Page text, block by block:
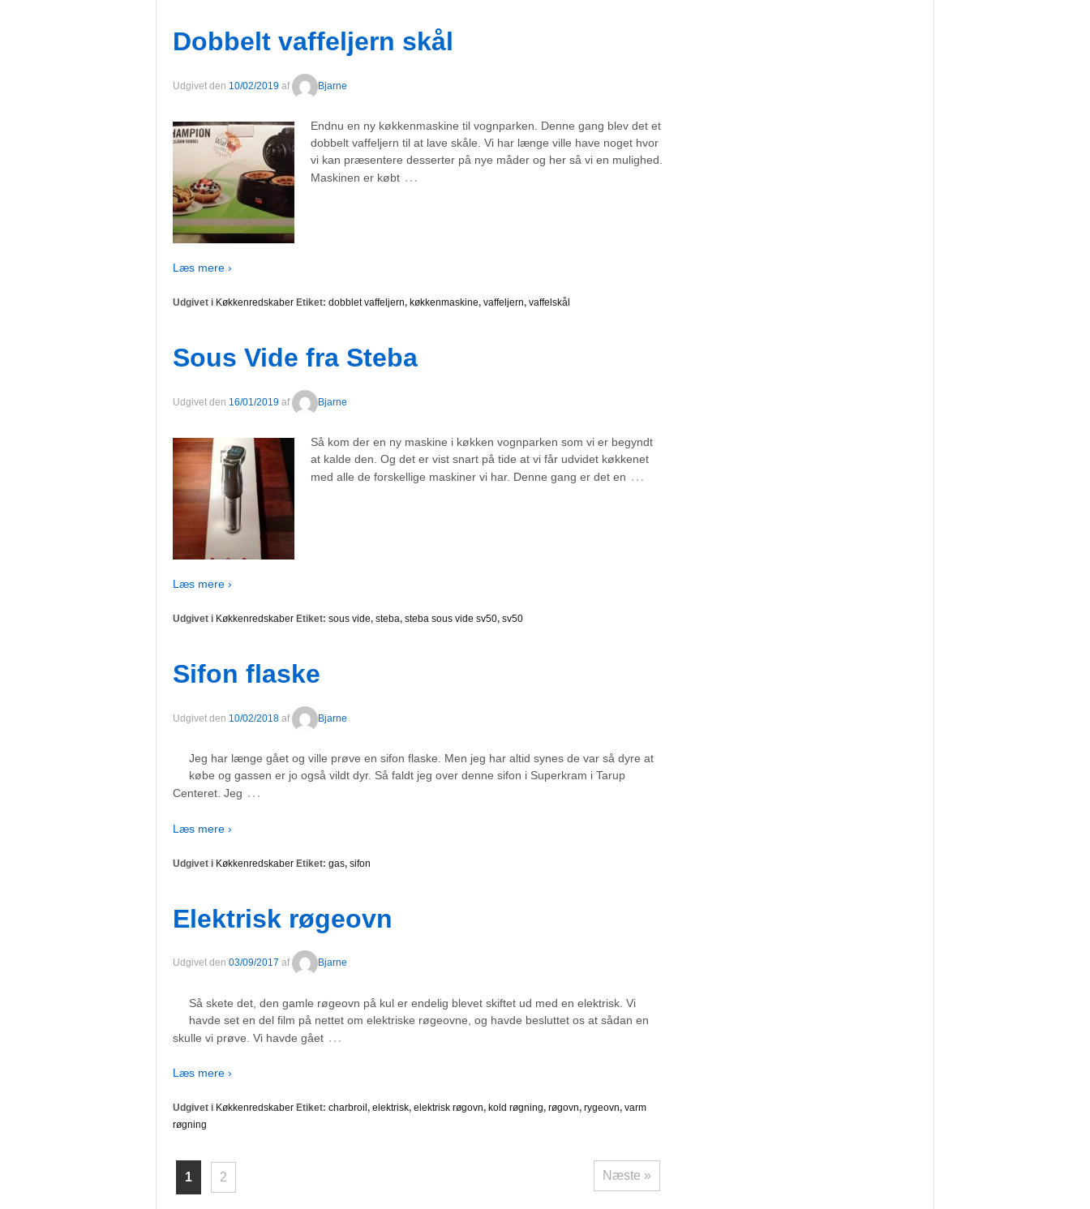
Dobbelt vaffeljern skål
Udgivet den 10/02/2019 af Bjarne
Endnu en ny køkkenmaskine til vognparken. Denne gang blev det et
dobbelt vaffeljern til at lave skåle. Vi har længe ville have noget hvor
vi kan præsentere desserter på nye måder og her så vi en mulighed.
Maskinen er købt …
Læs mere ›
Udgivet i Køkkenredskaber Etiket: dobblet vaffeljern, køkkenmaskine, vaffeljern, vaffelskål
Sous Vide fra Steba
Udgivet den 16/01/2019 af Bjarne
Så kom der en ny maskine i køkken vognparken som vi er begyndt
at kalde den. Og det er vist snart på tide at vi får udvidet køkkenet
med alle de forskellige maskiner vi har. Denne gang er det en …
Læs mere ›
Udgivet i Køkkenredskaber Etiket: sous vide, steba, steba sous vide sv50, sv50
Sifon flaske
Udgivet den 10/02/2018 af Bjarne
Jeg har længe gået og ville prøve en sifon flaske. Men jeg har altid synes de var så dyre at
købe og gassen er jo også vildt dyr. Så faldt jeg over denne sifon i Superkram i Tarup
Centeret. Jeg …
Læs mere ›
Udgivet i Køkkenredskaber Etiket: gas, sifon
Elektrisk røgeovn
Udgivet den 03/09/2017 af Bjarne
Så skete det, den gamle røgeovn på kul er endelig blevet skiftet ud med en elektrisk. Vi
havde set en del film på nettet om elektriske røgeovne, og havde besluttet os at sådan en
skulle vi prøve. Vi havde gået …
Læs mere ›
Udgivet i Køkkenredskaber Etiket: charbroil , elektrisk, elektrisk røgovn, kold røgning, røgovn, rygeovn, varm
røgning
Navigation til indlæg
1 2 Næste »